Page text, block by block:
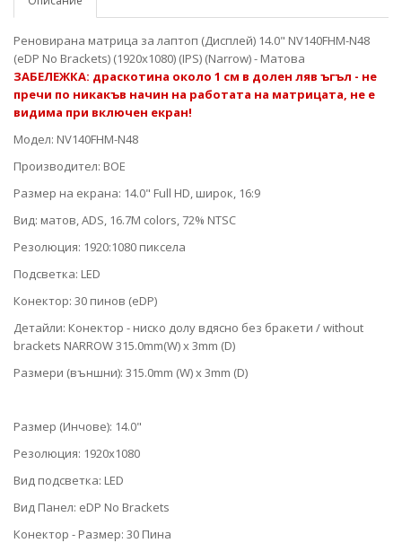
Реновирана матрица за лаптоп (Дисплей) 14.0" NV140FHM-N48
(eDP No Brackets) (1920x1080) (IPS) (Narrow) - Матова
ЗАБЕЛЕЖКА: драскотина около 1 см в долен ляв ъгъл - не
пречи по никакъв начин на работата на матрицата, не е
видима при включен екран!
Модел: NV140FHM-N48
Производител: BOE
Размер на екрана: 14.0" Full HD, широк, 16:9
Вид: матов, ADS, 16.7M colors, 72% NTSC
Резолюция: 1920:1080 пиксела
Подсветка: LED
Конектор: 30 пинов (eDP)
Детайли: Конектор - ниско долу вдясно без бракети / without
brackets NARROW 315.0mm(W) x 3mm (D)
Размери (външни): 315.0mm (W) x 3mm (D)
Размер (Инчове): 14.0"
Резолюция: 1920x1080
Вид подсветка: LED
Вид Панел: eDP No Brackets
Конектор - Размер: 30 Пина